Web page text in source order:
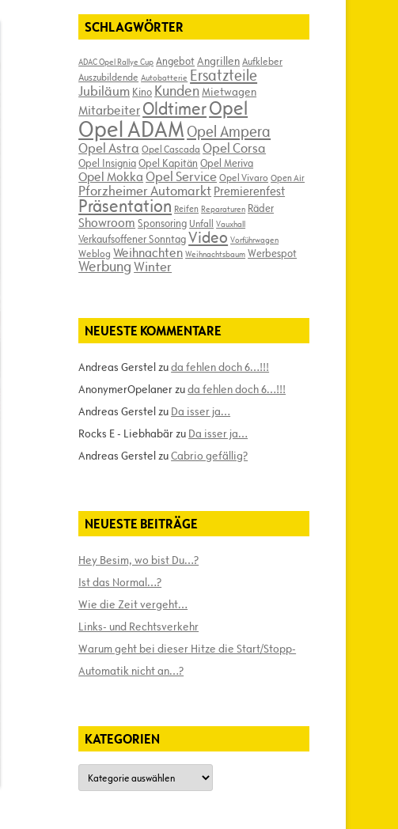
SCHLAGWÖRTER
ADAC Opel Rallye Cup AngebotAngrillenAufkleber
Auszubildende Autobatterie Ersatzteile
Jubiläum Kino Kunden Mietwagen
Mitarbeiter OldtimerOpel
Opel ADAM Opel Ampera
Opel Astra Opel Cascada Opel Corsa
Opel InsigniaOpel Kapitän Opel Meriva
Opel Mokka Opel ServiceOpel Vivaro Open Air
Pforzheimer Automarkt Premierenfest
Präsentation Reifen Reparaturen Räder
Showroom Sponsoring Unfall Vauxhall
Verkaufsoffener SonntagVideo Vorführwagen
Weblog Weihnachten Weihnachtsbaum Werbespot
WerbungWinter
NEUESTE KOMMENTARE
Andreas Gerstelzuda fehlen doch 6…!!!
AnonymerOpelanerzuda fehlen doch 6…!!!
Andreas Gerstelzu Da isser ja…
Rocks E - Liebhabärzu Da isser ja…
Andreas GerstelzuCabrio gefällig?
NEUESTE BEITRÄGE
Hey Besim, wo bist Du…?
Ist das Normal…?
Wie die Zeit vergeht…
Links- und Rechtsverkehr
Warum geht bei dieser Hitze die Start/Stopp-
Automatik nicht an…?
KATEGORIEN
Kategorien